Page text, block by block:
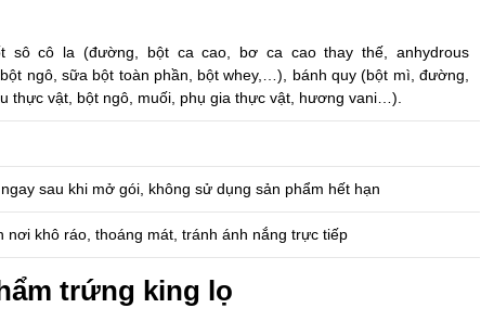
sô cô la (đường, bột ca cao, bơ ca cao thay thế, anhydrous
ngô, sữa bột toàn phần, bột whey,…), bánh quy (bột mì, đường,
thực vật, bột ngô, muối, phụ gia thực vật, hương vani…).
sau khi mở gói, không sử dụng sản phẩm hết hạn
nơi khô ráo, thoáng mát, tránh ánh nắng trực tiếp
trứng king lọ